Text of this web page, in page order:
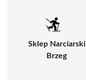
Sklep Narciarski
Brzeg